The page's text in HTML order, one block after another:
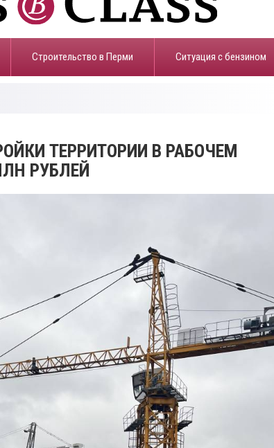
Строительство в Перми ​Ситуация с бензином
ТЕРРИТОРИИ В РАБОЧЕМ
РУБЛЕЙ